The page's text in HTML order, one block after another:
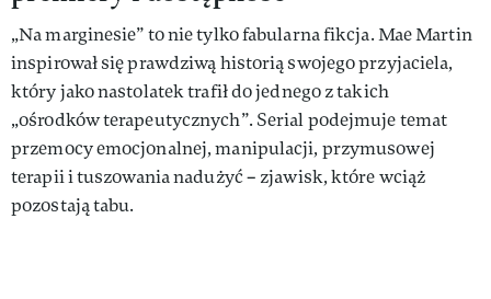
„Na marginesie” to nie tylko fabularna fikcja. Mae Martin
inspirował się prawdziwą historią swojego przyjaciela,
który jako nastolatek trafił do jednego z takich
„ośrodków terapeutycznych”. Serial podejmuje temat
przemocy emocjonalnej, manipulacji, przymusowej
terapii i tuszowania nadużyć – zjawisk, które wciąż
pozostają tabu.